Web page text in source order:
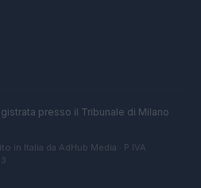
presso il Tribunale di Milano
in Italia da AdHub Media · P.IVA